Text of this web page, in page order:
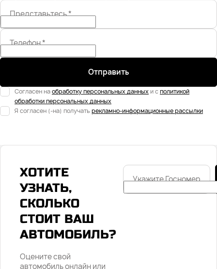
Представьтесь*
Телефон*
Отправить
Согласен наобработку персональных данных и сполитикой
обработки персональных данных
Я согласен (-на) получать рекламно-информационные рассылки
ХОТИТЕ
УЗНАТЬ,
СКОЛЬКО
СТОИТ ВАШ
АВТОМОБИЛЬ?
Оцените свой
автомобиль онлайн или
УкажитеГосномер